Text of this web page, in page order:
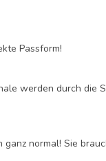
Passform!
werden durch die
normal! Sie